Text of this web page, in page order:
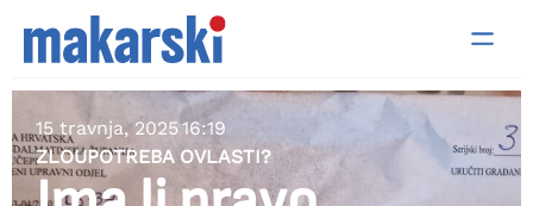
15 travnja, 202516:19
ZLOUPOTREBA OVLASTI?